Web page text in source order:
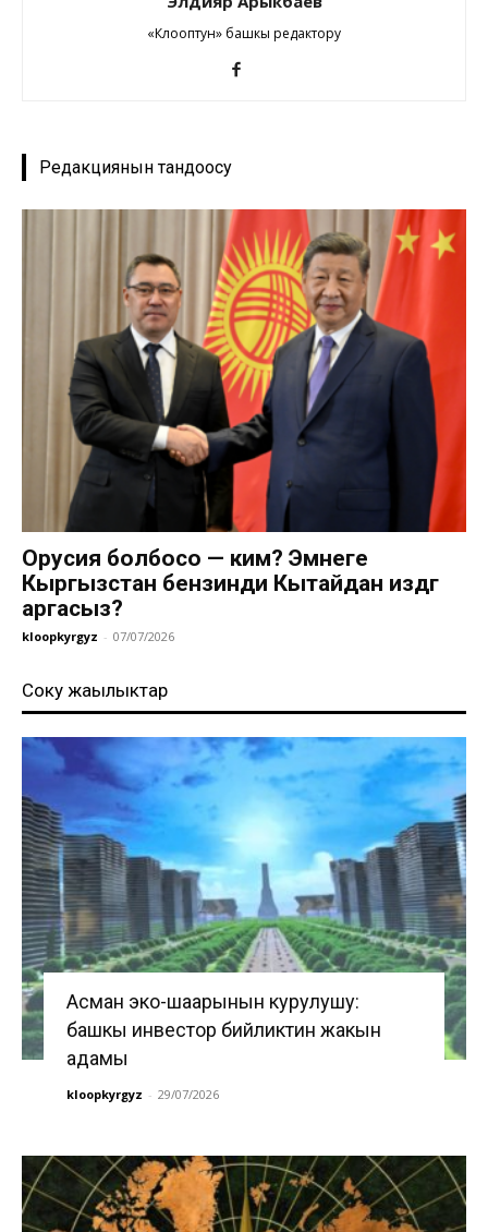
«Клооптун» башкы редактору
Редакциянын тандоосу
Орусия болбосо — ким? Эмнеге
Кыргызстан бензинди Кытайдан издөөгө
аргасыз?
kloopkyrgyz - 07/07/2026
Соңку жаңылыктар
Асман эко-шаарынын курулушу:
башкы инвестор бийликтин жакын
адамы
kloopkyrgyz - 29/07/2026